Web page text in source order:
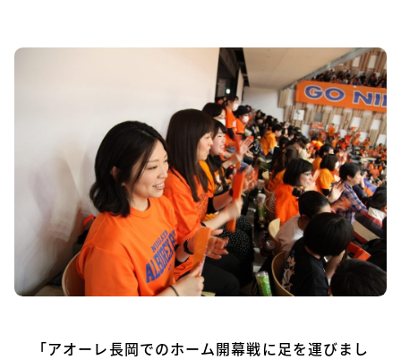
「アオーレ長岡でのホーム開幕戦に足を運びまし